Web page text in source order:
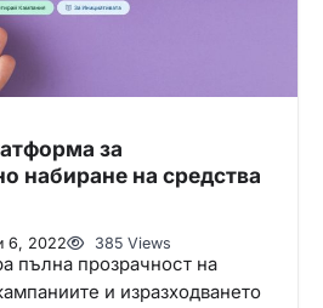
за
набиране на средства
6, 2022 385 Views
пълна прозрачност на
и изразходването